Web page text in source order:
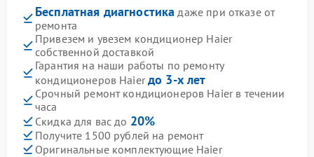
Бесплатная диагностика даже при отказе от
ремонта
Привезем и увезем кондиционер Haier
собственной доставкой
Гарантия на наши работы по ремонту
кондиционеров Haierдо 3-х лет
Срочный ремонт кондиционеров Haier в течении
часа
Скидка для вас до 20%
Получите 1500 рублей на ремонт
Оригинальные комплектующие Haier